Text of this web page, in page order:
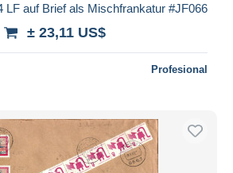
LF auf Brief als Mischfrankatur #JF066
± 23,11 US$
Profesional